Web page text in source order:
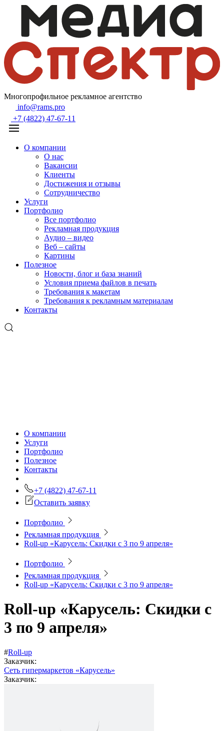
Многопрофильное рекламное агентство
info@rams.pro
+7 (4822) 47-67-11
О компании
О нас
Вакансии
Клиенты
Достижения и отзывы
Сотрудничество
Услуги
Портфолио
Все портфолио
Рекламная продукция
Аудио – видео
Веб – сайты
Картины
Полезное
Новости, блог и база знаний
Условия приема файлов в печать
Требования к макетам
Требования к рекламным материалам
Контакты
О компании
Услуги
Портфолио
Полезное
Контакты
+7 (4822) 47-67-11
Оставить заявку
Портфолио
Рекламная продукция
Roll-up «Карусель: Скидки с 3 по 9 апреля»
Портфолио
Рекламная продукция
Roll-up «Карусель: Скидки с 3 по 9 апреля»
Roll-up «Карусель: Скидки с
3 по 9 апреля»
#Roll-up
Заказчик:
Сеть гипермаркетов «Карусель»
Заказчик: